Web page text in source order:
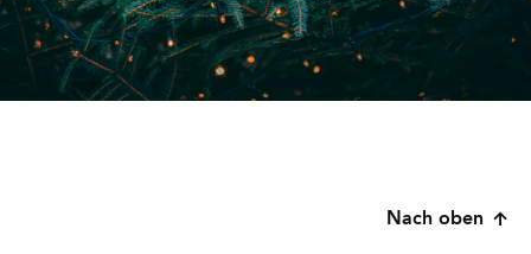
Nach oben